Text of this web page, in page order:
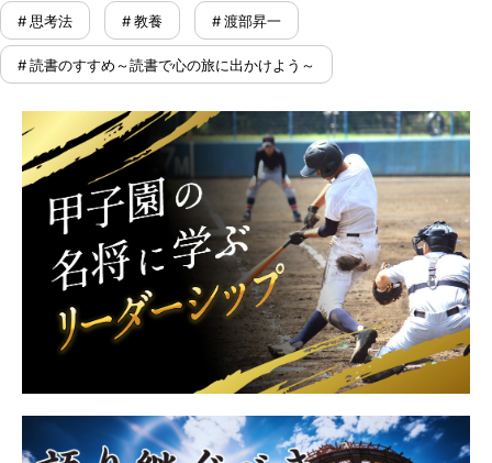
# 思考法 # 教養 # 渡部昇一
# 読書のすすめ～読書で心の旅に出かけよう～